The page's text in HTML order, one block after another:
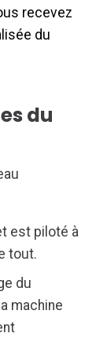
recevez
du
du
est piloté à
tout.
du
machine